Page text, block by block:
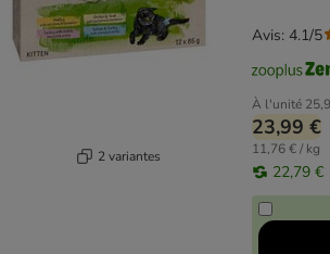
2 variantes
À l'unité
23,99 €
11,76 € / kg
22,79 €
Avis: 4.1/5